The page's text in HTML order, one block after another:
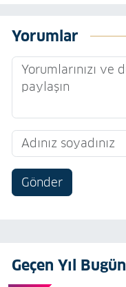
Yorumlar
Gönder
Geçen Yıl Bugün